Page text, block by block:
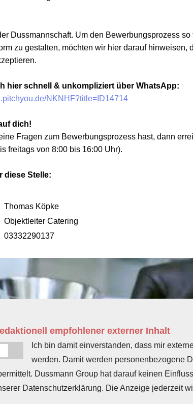
Dussmannschaft. Um den Bewerbungsprozess
zu gestalten, möchten wir hier darauf hinweisen,
hier schnell & unkompliziert über WhatsApp:
NKNHF?title=ID14714
dich!
Fragen zum Bewerbungsprozess hast, dann
freitags von 8:00 bis 16:00 Uhr).
diese Stelle:
Thomas Köpke
Objektleiter Catering
03332290137
empfohlener externer Inhalt
Ich bin damit einverstanden, dass mir
werden. Damit werden personenbezogene
Dussmann Group hat darauf keinen
Datenschutzerklärung. Die Anzeige jederzeit